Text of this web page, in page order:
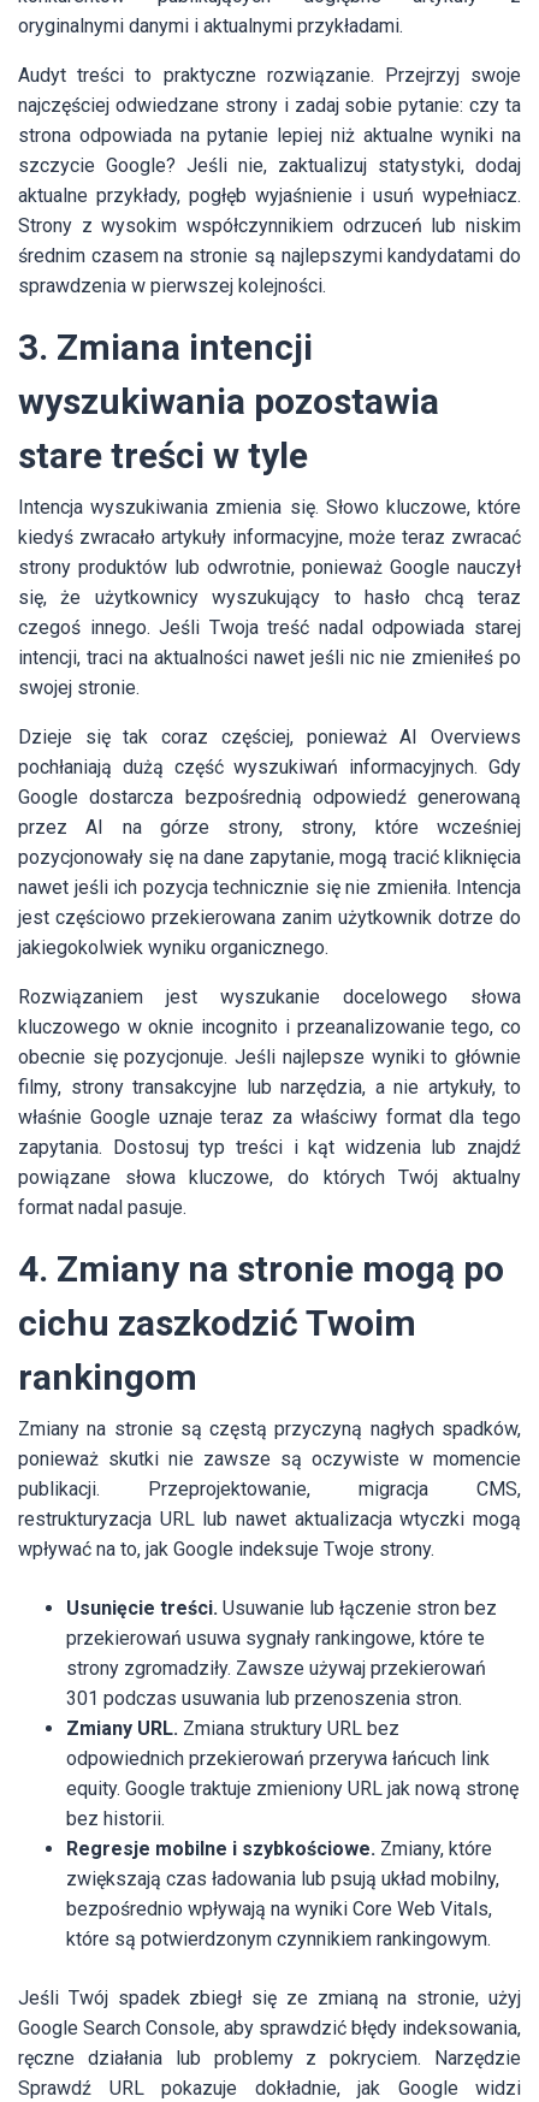
oryginalnymi danymi i aktualnymi przykładami.
Audyt treści to praktyczne rozwiązanie. Przejrzyj swoje
najczęściej odwiedzane strony i zadaj sobie pytanie: czy ta
strona odpowiada na pytanie lepiej niż aktualne wyniki na
szczycie Google? Jeśli nie, zaktualizuj statystyki, dodaj
aktualne przykłady, pogłęb wyjaśnienie i usuń wypełniacz.
Strony z wysokim współczynnikiem odrzuceń lub niskim
średnim czasem na stronie są najlepszymi kandydatami do
sprawdzenia w pierwszej kolejności.
3. Zmiana intencji
wyszukiwania pozostawia
stare treści w tyle
Intencja wyszukiwania zmienia się. Słowo kluczowe, które
kiedyś zwracało artykuły informacyjne, może teraz zwracać
strony produktów lub odwrotnie, ponieważ Google nauczył
się, że użytkownicy wyszukujący to hasło chcą teraz
czegoś innego. Jeśli Twoja treść nadal odpowiada starej
intencji, traci na aktualności nawet jeśli nic nie zmieniłeś po
swojej stronie.
Dzieje się tak coraz częściej, ponieważ AI Overviews
pochłaniają dużą część wyszukiwań informacyjnych. Gdy
Google dostarcza bezpośrednią odpowiedź generowaną
przez AI na górze strony, strony, które wcześniej
pozycjonowały się na dane zapytanie, mogą tracić kliknięcia
nawet jeśli ich pozycja technicznie się nie zmieniła. Intencja
jest częściowo przekierowana zanim użytkownik dotrze do
jakiegokolwiek wyniku organicznego.
Rozwiązaniem jest wyszukanie docelowego słowa
kluczowego w oknie incognito i przeanalizowanie tego, co
obecnie się pozycjonuje. Jeśli najlepsze wyniki to głównie
filmy, strony transakcyjne lub narzędzia, a nie artykuły, to
właśnie Google uznaje teraz za właściwy format dla tego
zapytania. Dostosuj typ treści i kąt widzenia lub znajdź
powiązane słowa kluczowe, do których Twój aktualny
format nadal pasuje.
4. Zmiany na stronie mogą po
cichu zaszkodzić Twoim
rankingom
Zmiany na stronie są częstą przyczyną nagłych spadków,
ponieważ skutki nie zawsze są oczywiste w momencie
publikacji. Przeprojektowanie, migracja CMS,
restrukturyzacja URL lub nawet aktualizacja wtyczki mogą
wpływać na to, jak Google indeksuje Twoje strony.
Usunięcie treści. Usuwanie lub łączenie stron bez
przekierowań usuwa sygnały rankingowe, które te
strony zgromadziły. Zawsze używaj przekierowań
301 podczas usuwania lub przenoszenia stron.
Zmiany URL. Zmiana struktury URL bez
odpowiednich przekierowań przerywa łańcuch link
equity. Google traktuje zmieniony URL jak nową stronę
bez historii.
Regresje mobilne i szybkościowe. Zmiany, które
zwiększają czas ładowania lub psują układ mobilny,
bezpośrednio wpływają na wyniki Core Web Vitals,
które są potwierdzonym czynnikiem rankingowym.
Jeśli Twój spadek zbiegł się ze zmianą na stronie, użyj
Google Search Console, aby sprawdzić błędy indeksowania,
ręczne działania lub problemy z pokryciem. Narzędzie
Sprawdź URL pokazuje dokładnie, jak Google widzi